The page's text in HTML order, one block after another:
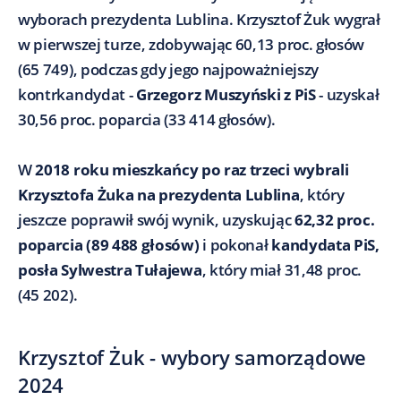
wyborach prezydenta Lublina. Krzysztof Żuk wygrał
w pierwszej turze, zdobywając 60,13 proc. głosów
(65 749), podczas gdy jego najpoważniejszy
kontrkandydat -Grzegorz Muszyński z PiS- uzyskał
30,56 proc. poparcia (33 414 głosów).
W2018 roku mieszkańcy po raz trzeci wybrali
Krzysztofa Żuka na prezydenta Lublina, który
jeszcze poprawił swój wynik, uzyskując62,32 proc.
poparcia (89 488 głosów) i pokonałkandydata PiS,
posła Sylwestra Tułajewa, który miał 31,48 proc.
(45 202).
Krzysztof Żuk - wybory samorządowe
2024